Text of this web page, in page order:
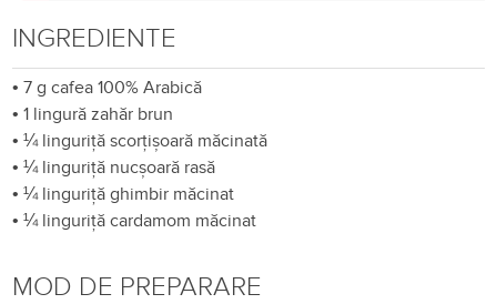
INGREDIENTE
•7 g cafea 100% Arabică
•1 lingură zahăr brun
•¼ linguriță scorțișoară măcinată
•¼ linguriță nucșoară rasă
•¼ linguriță ghimbir măcinat
•¼ linguriță cardamom măcinat
MOD DE PREPARARE